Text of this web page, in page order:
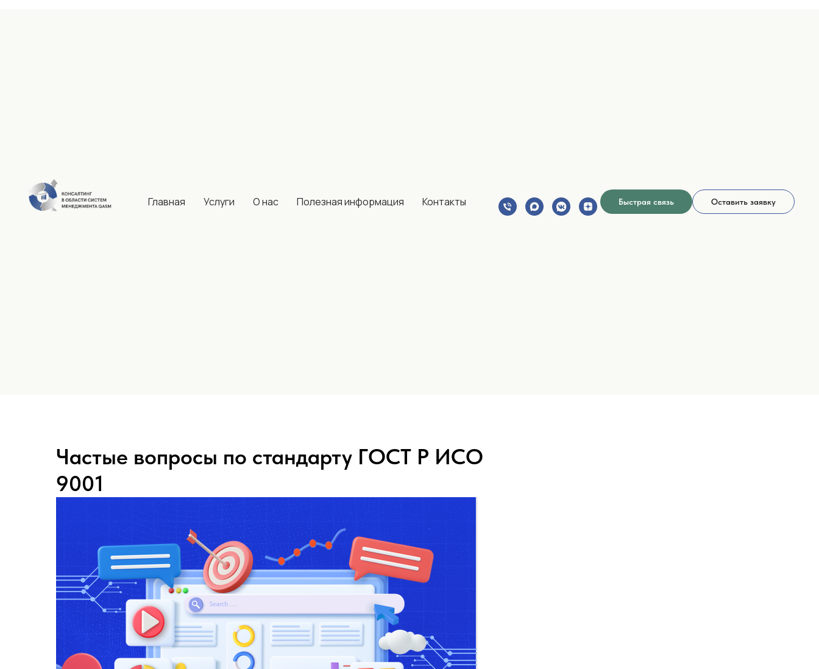
Главная Услуги О нас Полезная информация Контакты Быстрая связь Оставить заявку
Частые вопросы по стандарту ГОСТ Р ИСО
9001